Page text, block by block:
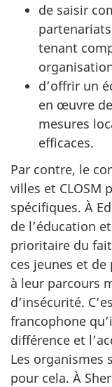
de saisir
tenant
d’offrir un
en œuvre
mesures
efficaces.
Par contre, le
villes et CLOSM
spécifiques. À
de l’éducation
prioritaire du
ces jeunes et
à leur parcours
d’insécurité.
francophone
différence et
Les organismes
pour cela. À